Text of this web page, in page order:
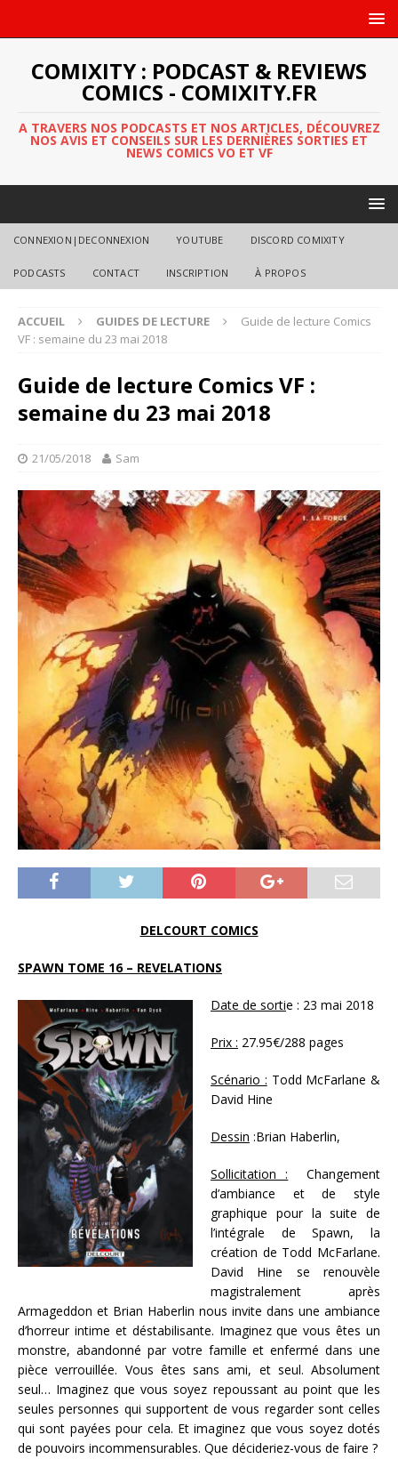
COMIXITY : PODCAST & REVIEWS
COMICS - COMIXITY.FR
A TRAVERS NOS PODCASTS ET NOS ARTICLES, DÉCOUVREZ
NOS AVIS ET CONSEILS SUR LES DERNIÈRES SORTIES ET
NEWS COMICS VO ET VF
CONNEXION|DECONNEXION YOUTUBE DISCORD COMIXITY
PODCASTS CONTACT INSCRIPTION À PROPOS
ACCUEIL GUIDES DE LECTURE
Guide de lecture Comics
VF : semaine du 23 mai 2018
Guide de lecture Comics VF :
semaine du 23 mai 2018
21/05/2018 Sam
DELCOURT COMICS
SPAWN TOME 16 – REVELATIONS
Date de sortie : 23 mai 2018
Prix : 27.95€/288 pages
Scénario : Todd McFarlane &
David Hine
Dessin :Brian Haberlin,
Sollicitation : Changement
d’ambiance et de style
graphique pour la suite de
l’intégrale de Spawn, la
création de Todd McFarlane.
David Hine se renouvèle
magistralement après
Armageddon et Brian Haberlin nous invite dans une ambiance
d’horreur intime et déstabilisante. Imaginez que vous êtes un
monstre, abandonné par votre famille et enfermé dans une
pièce verrouillée. Vous êtes sans ami, et seul. Absolument
seul… Imaginez que vous soyez repoussant au point que les
seules personnes qui supportent de vous regarder sont celles
qui sont payées pour cela. Et imaginez que vous soyez dotés
de pouvoirs incommensurables. Que décideriez-vous de faire ?